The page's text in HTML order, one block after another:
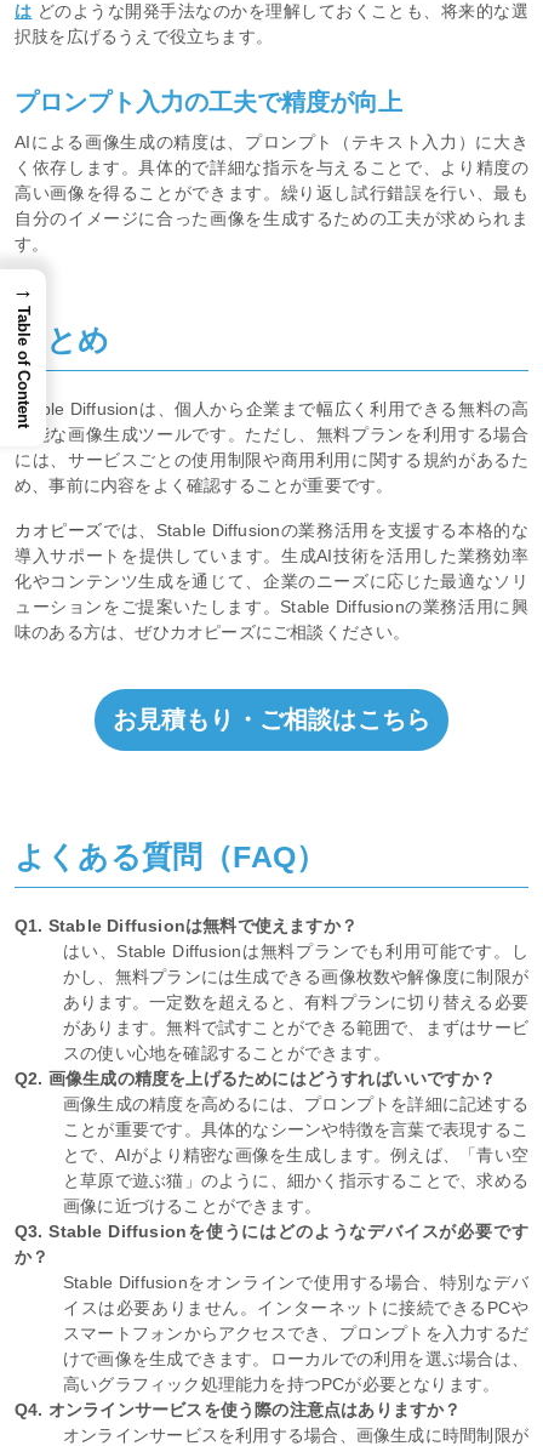
は どのような開発手法なのかを理解しておくことも、将来的な選
択肢を広げるうえで役立ちます。
プロンプト入力の工夫で精度が向上
AIによる画像生成の精度は、プロンプト（テキスト入力）に大き
く依存します。具体的で詳細な指示を与えることで、より精度の
高い画像を得ることができます。繰り返し試行錯誤を行い、最も
自分のイメージに合った画像を生成するための工夫が求められま
す。
まとめ
Stable Diffusionは、個人から企業まで幅広く利用できる無料の高
性能な画像生成ツールです。ただし、無料プランを利用する場合
には、サービスごとの使用制限や商用利用に関する規約があるた
め、事前に内容をよく確認することが重要です。
カオピーズでは、Stable Diffusionの業務活用を支援する本格的な
導入サポートを提供しています。生成AI技術を活用した業務効率
化やコンテンツ生成を通じて、企業のニーズに応じた最適なソリ
ューションをご提案いたします。Stable Diffusionの業務活用に興
味のある方は、ぜひカオピーズにご相談ください。
お見積もり・ご相談はこちら
よくある質問（FAQ）
Q1. Stable Diffusionは無料で使えますか？
はい、Stable Diffusionは無料プランでも利用可能です。し
かし、無料プランには生成できる画像枚数や解像度に制限が
あります。一定数を超えると、有料プランに切り替える必要
があります。無料で試すことができる範囲で、まずはサービ
スの使い心地を確認することができます。
Q2. 画像生成の精度を上げるためにはどうすればいいですか？
画像生成の精度を高めるには、プロンプトを詳細に記述する
ことが重要です。具体的なシーンや特徴を言葉で表現するこ
とで、AIがより精密な画像を生成します。例えば、「青い空
と草原で遊ぶ猫」のように、細かく指示することで、求める
画像に近づけることができます。
Q3. Stable Diffusionを使うにはどのようなデバイスが必要です
か？
Stable Diffusionをオンラインで使用する場合、特別なデバ
イスは必要ありません。インターネットに接続できるPCや
スマートフォンからアクセスでき、プロンプトを入力するだ
けで画像を生成できます。ローカルでの利用を選ぶ場合は、
高いグラフィック処理能力を持つPCが必要となります。
Q4. オンラインサービスを使う際の注意点はありますか？
オンラインサービスを利用する場合、画像生成に時間制限が
→
Table of Content